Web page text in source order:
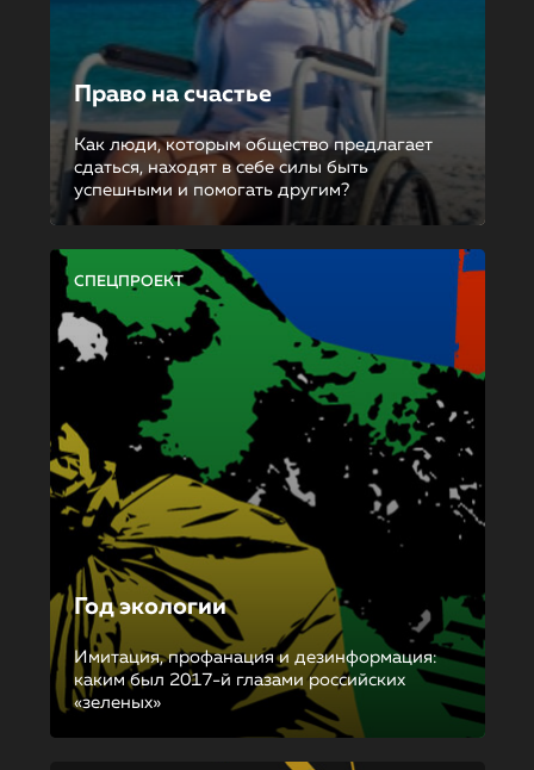
Право на счастье
Как люди, которым общество предлагает
сдаться, находят в себе силы быть
успешными и помогать другим?
СПЕЦПРОЕКТ
Год экологии
Имитация, профанация и дезинформация:
каким был 2017-й глазами российских
«зеленых»